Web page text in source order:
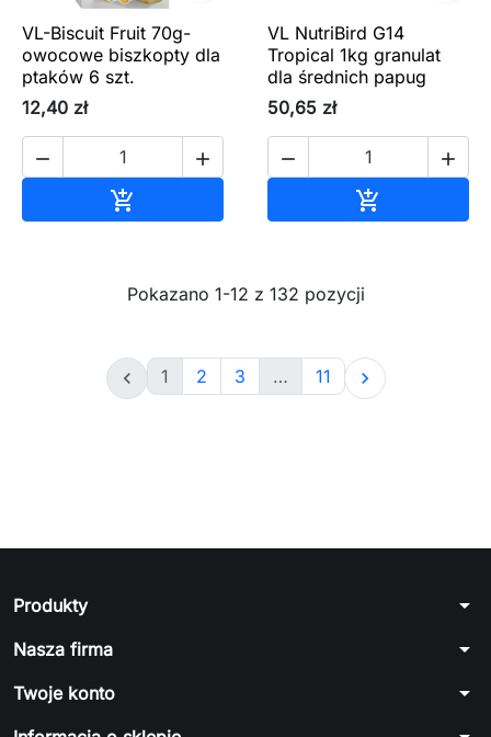
VL-Biscuit Fruit 70g-
owocowe biszkopty dla
ptaków 6 szt.
12,40 zł
 

VL NutriBird G14
Tropical 1kg granulat
dla średnich papug
50,65 zł
 

Pokazano 1-12 z 132 pozycji
 1 2 3 … 11 
Produkty arrow_drop_down
Nasza firma arrow_drop_down
Twoje konto arrow_drop_down